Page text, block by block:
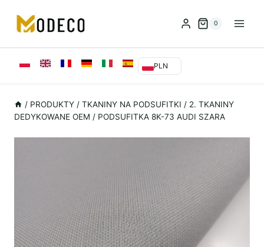
treści
0
PLN
/ PRODUKTY / TKANINY NA PODSUFITKI / 2. TKANINY
DEDYKOWANE OEM / PODSUFITKA 8K-73 AUDI SZARA